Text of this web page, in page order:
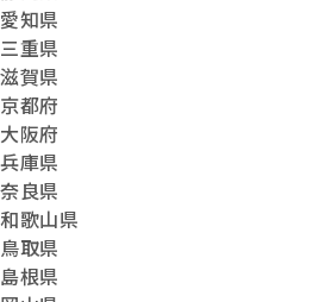
愛知県
三重県
滋賀県
京都府
大阪府
兵庫県
奈良県
和歌山県
鳥取県
島根県